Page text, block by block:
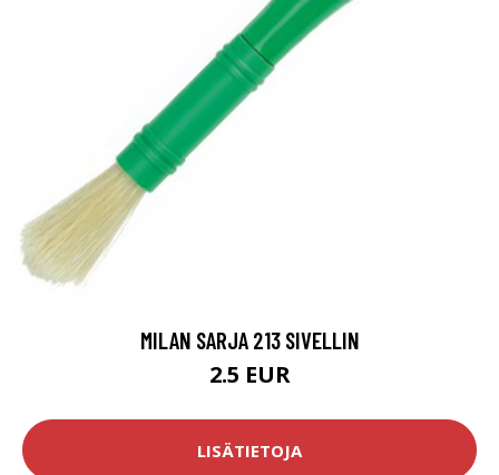
MILAN SARJA 213 SIVELLIN
2.5 EUR
LISÄTIETOJA